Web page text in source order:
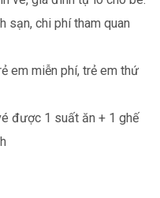
sạn, chi phí tham quan
em miễn phí, trẻ em thứ
được 1 suất ăn + 1 ghế